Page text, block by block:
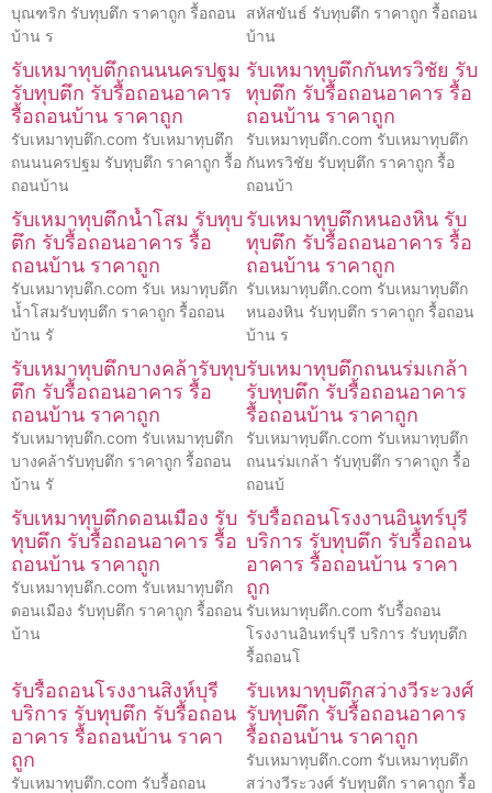
บุณฑริก รับทุบตึก ราคาถูก รื้อถอน
บ้าน ร
สหัสขันธ์ รับทุบตึก ราคาถูก รื้อถอน
บ้าน
รับเหมาทุบตึกถนนนครปฐม
รับทุบตึก รับรื้อถอนอาคาร
รื้อถอนบ้าน ราคาถูก
รับเหมาทุบตึก.com รับเหมาทุบตึก
ถนนนครปฐม รับทุบตึก ราคาถูก รื้อ
ถอนบ้าน
รับเหมาทุบตึกกันทรวิชัย รับ
ทุบตึก รับรื้อถอนอาคาร รื้อ
ถอนบ้าน ราคาถูก
รับเหมาทุบตึก.com รับเหมาทุบตึก
กันทรวิชัย รับทุบตึก ราคาถูก รื้อ
ถอนบ้า
รับเหมาทุบตึกน้ำโสม รับทุบ
ตึก รับรื้อถอนอาคาร รื้อ
ถอนบ้าน ราคาถูก
รับเหมาทุบตึก.com รับเ หมาทุบตึก
น้ำโสมรับทุบตึก ราคาถูก รื้อถอน
บ้าน รั
รับเหมาทุบตึกหนองหิน รับ
ทุบตึก รับรื้อถอนอาคาร รื้อ
ถอนบ้าน ราคาถูก
รับเหมาทุบตึก.com รับเหมาทุบตึก
หนองหิน รับทุบตึก ราคาถูก รื้อถอน
บ้าน ร
รับเหมาทุบตึกบางคล้ารับทุบ
ตึก รับรื้อถอนอาคาร รื้อ
ถอนบ้าน ราคาถูก
รับเหมาทุบตึก.com รับเหมาทุบตึก
บางคล้ารับทุบตึก ราคาถูก รื้อถอน
บ้าน รั
รับเหมาทุบตึกถนนร่มเกล้า
รับทุบตึก รับรื้อถอนอาคาร
รื้อถอนบ้าน ราคาถูก
รับเหมาทุบตึก.com รับเหมาทุบตึก
ถนนร่มเกล้า รับทุบตึก ราคาถูก รื้อ
ถอนบ้
รับเหมาทุบตึกดอนเมือง รับ
ทุบตึก รับรื้อถอนอาคาร รื้อ
ถอนบ้าน ราคาถูก
รับเหมาทุบตึก.com รับเหมาทุบตึก
ดอนเมือง รับทุบตึก ราคาถูก รื้อถอน
บ้าน
รับรื้อถอนโรงงานอินทร์บุรี
บริการ รับทุบตึก รับรื้อถอน
อาคาร รื้อถอนบ้าน ราคา
ถูก
รับเหมาทุบตึก.com รับรื้อถอน
โรงงานอินทร์บุรี บริการ รับทุบตึก
รื้อถอนโ
รับรื้อถอนโรงงานสิงห์บุรี
บริการ รับทุบตึก รับรื้อถอน
อาคาร รื้อถอนบ้าน ราคา
ถูก
รับเหมาทุบตึก.com รับรื้อถอน
รับเหมาทุบตึกสว่างวีระวงศ์
รับทุบตึก รับรื้อถอนอาคาร
รื้อถอนบ้าน ราคาถูก
รับเหมาทุบตึก.com รับเหมาทุบตึก
สว่างวีระวงศ์ รับทุบตึก ราคาถูก รื้อ